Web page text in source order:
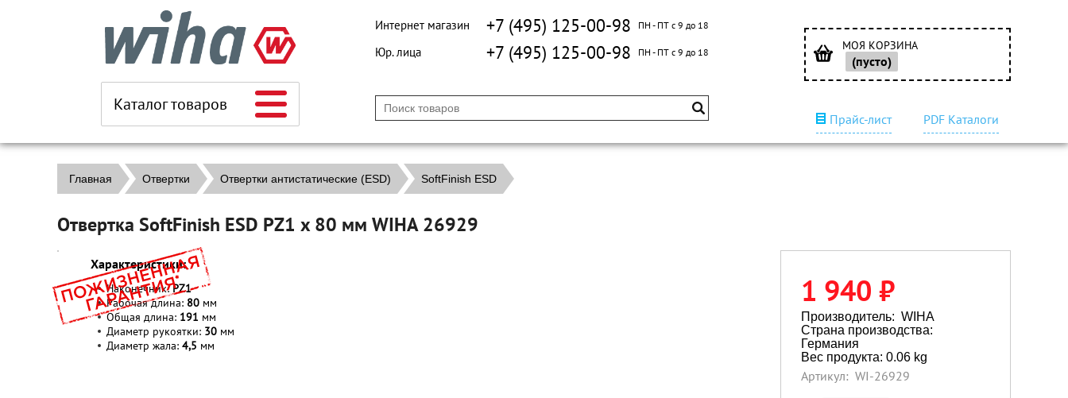
Каталог товаров
Интернет магазин +7 (495) 125-00-98 ПН - ПТ с 9 до 18
Юр. лица +7 (495) 125-00-98 ПН - ПТ с 9 до 18 МОЯ КОРЗИНА
(пусто)
Прайс-лист PDF Каталоги
Главная Отвертки Отвертки антистатические (ESD) SoftFinish ESD
Отвертка SoftFinish ESD PZ1 x 80 мм WIHA 26929
Характеристики:
Наконечник:PZ1
Рабочая длина: 80 мм
Общая длина: 191 мм
Диаметр рукоятки: 30 мм
Диаметр жала: 4,5 мм
1 940 ₽
Производитель: WIHA
Страна производства:
Германия
Вес продукта: 0.06 kg
Артикул: WI-26929